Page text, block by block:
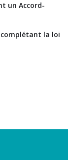
un Accord-
la loi